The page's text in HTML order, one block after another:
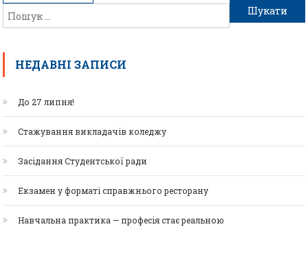
НЕДАВНІ ЗАПИСИ
До 27 липня!
Стажування викладачів коледжу
Засідання Студентської ради
Екзамен у форматі справжнього ресторану
Навчальна практика — професія стає реальною